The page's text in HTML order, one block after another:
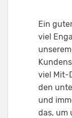
Ein
viel
viel Mit-
den
und
das, um